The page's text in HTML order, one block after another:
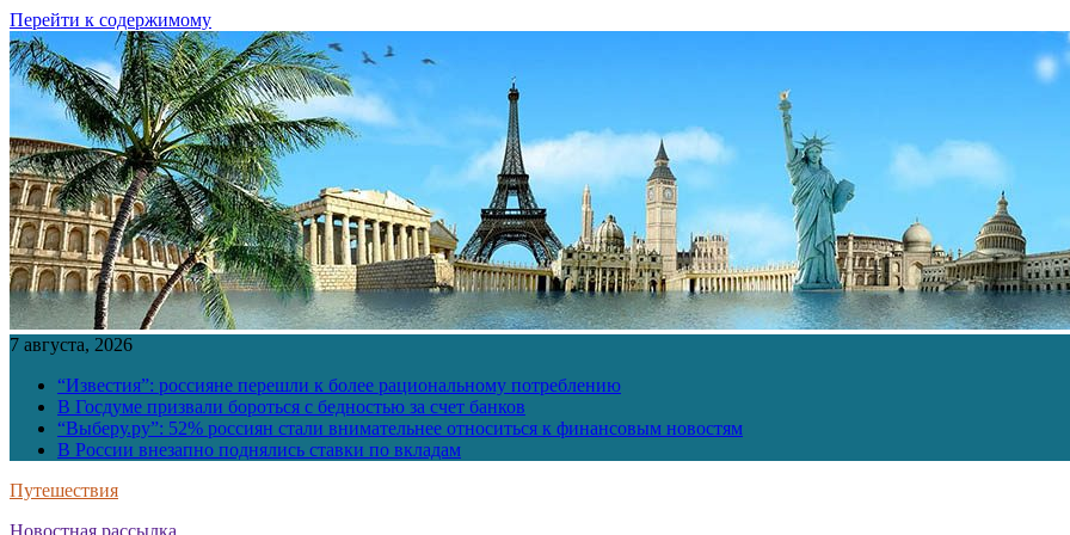
Перейти к содержимому
7 августа, 2026
“Известия”: россияне перешли к более рациональному потреблению
В Госдуме призвали бороться с бедностью за счет банков
“Выберу.ру”: 52% россиян стали внимательнее относиться к финансовым новостям
В России внезапно поднялись ставки по вкладам
Путешествия
Новостная рассылка